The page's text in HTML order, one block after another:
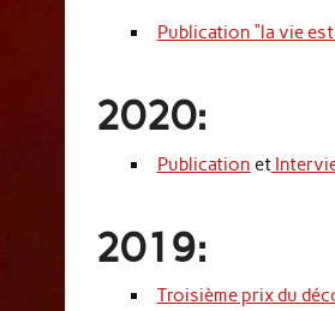
Publication “la vie
2020:
Publication et
2019:
Troisième prix du